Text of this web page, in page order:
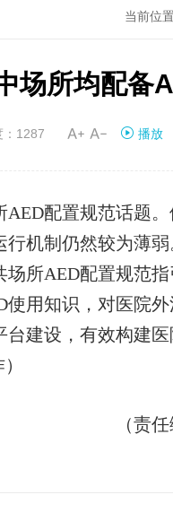
当前位置
场所均配备
1287  播放
配置规范话题。
机制仍然较为薄
所AED配置规范
用知识，对医院
建设，有效构建
（责